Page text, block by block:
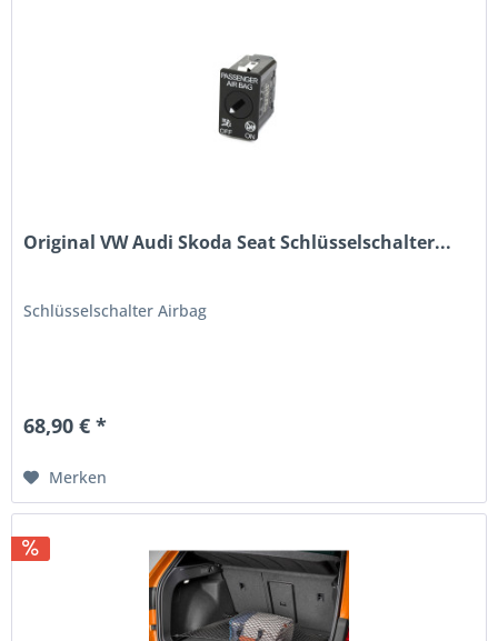
Original VW Audi Skoda Seat Schlüsselschalter...
Schlüsselschalter Airbag
68,90 € *
Merken